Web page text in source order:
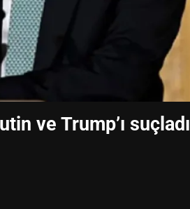
ve Trump’ı suçladı